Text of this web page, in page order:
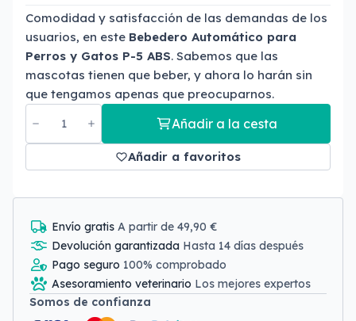
Comodidad y satisfacción de las demandas de los
usuarios, en este Bebedero Automático para
Perros y Gatos P-5 ABS. Sabemos que las
mascotas tienen que beber, y ahora lo harán sin
que tengamos apenas que preocuparnos.
Añadir a la cesta
Añadir a favoritos
Envío gratis A partir de 49,90 €
Devolución garantizada Hasta 14 días después
Pago seguro 100% comprobado
Asesoramiento veterinario Los mejores expertos
Somos de confianza